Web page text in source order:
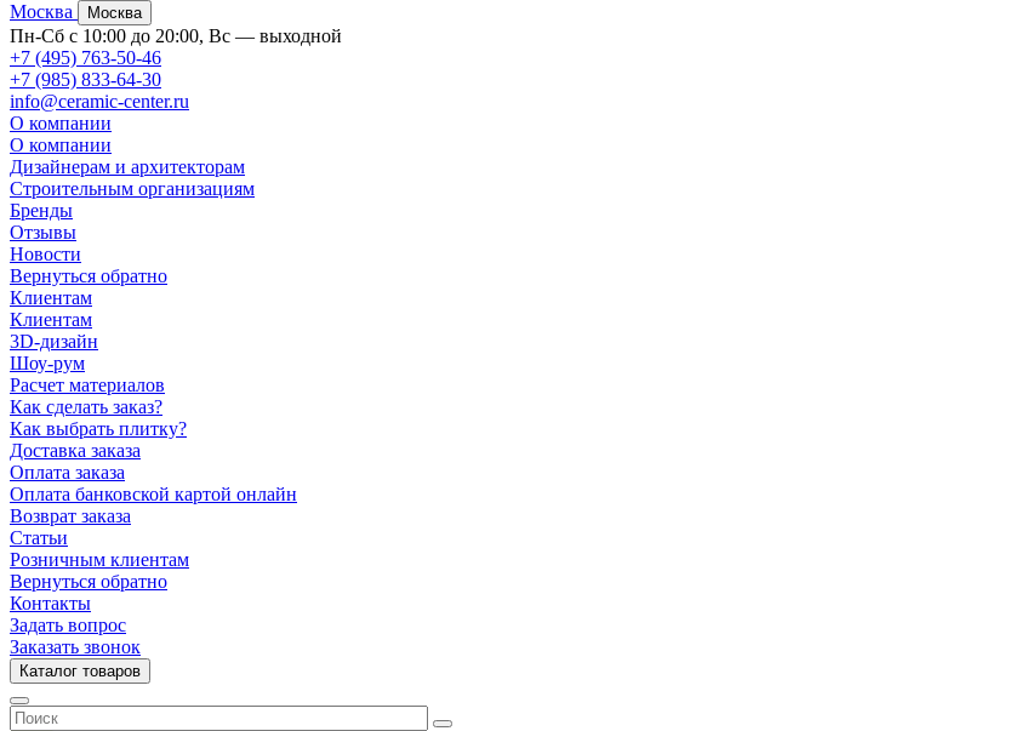
Москва
Москва
Пн-Сб с 10:00 до 20:00, Вс — выходной
+7 (495) 763-50-46
+7 (985) 833-64-30
info@ceramic-center.ru
О компании
О компании
Дизайнерам и архитекторам
Строительным организациям
Бренды
Отзывы
Новости
Вернуться обратно
Клиентам
Клиентам
3D-дизайн
Шоу-рум
Расчет материалов
Как сделать заказ?
Как выбрать плитку?
Доставка заказа
Оплата заказа
Оплата банковской картой онлайн
Возврат заказа
Статьи
Розничным клиентам
Вернуться обратно
Контакты
Задать вопрос
Заказать звонок
Каталог товаров